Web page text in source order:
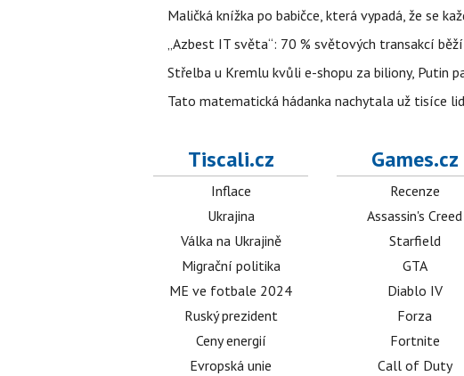
Maličká knížka po babičce, která vypadá, že se
„Azbest IT světa“: 70 % světových transakcí
Střelba u Kremlu kvůli e-shopu za biliony, Putin
Tato matematická hádanka nachytala už tisíce
Tiscali.cz
Inflace
Ukrajina
Válka na Ukrajině
Migrační politika
ME ve fotbale 2024
Ruský prezident
Ceny energií
Evropská unie
Games.cz
Recenze
Assassin's Creed
Starfield
GTA
Diablo IV
Forza
Fortnite
Call of Duty